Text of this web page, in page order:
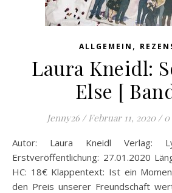
ALLGEMEIN ,
Laura Kneidl:
Else [
Jenny26 / Februar 11, 2020 / 0
Autor: Laura Kneidl Verlag: Lyx Verlag Datum
Erstveröffentlichung: 27.01.2020
HC: 18€ Klappentext: Ist ein
den Preis unserer Freundschaft